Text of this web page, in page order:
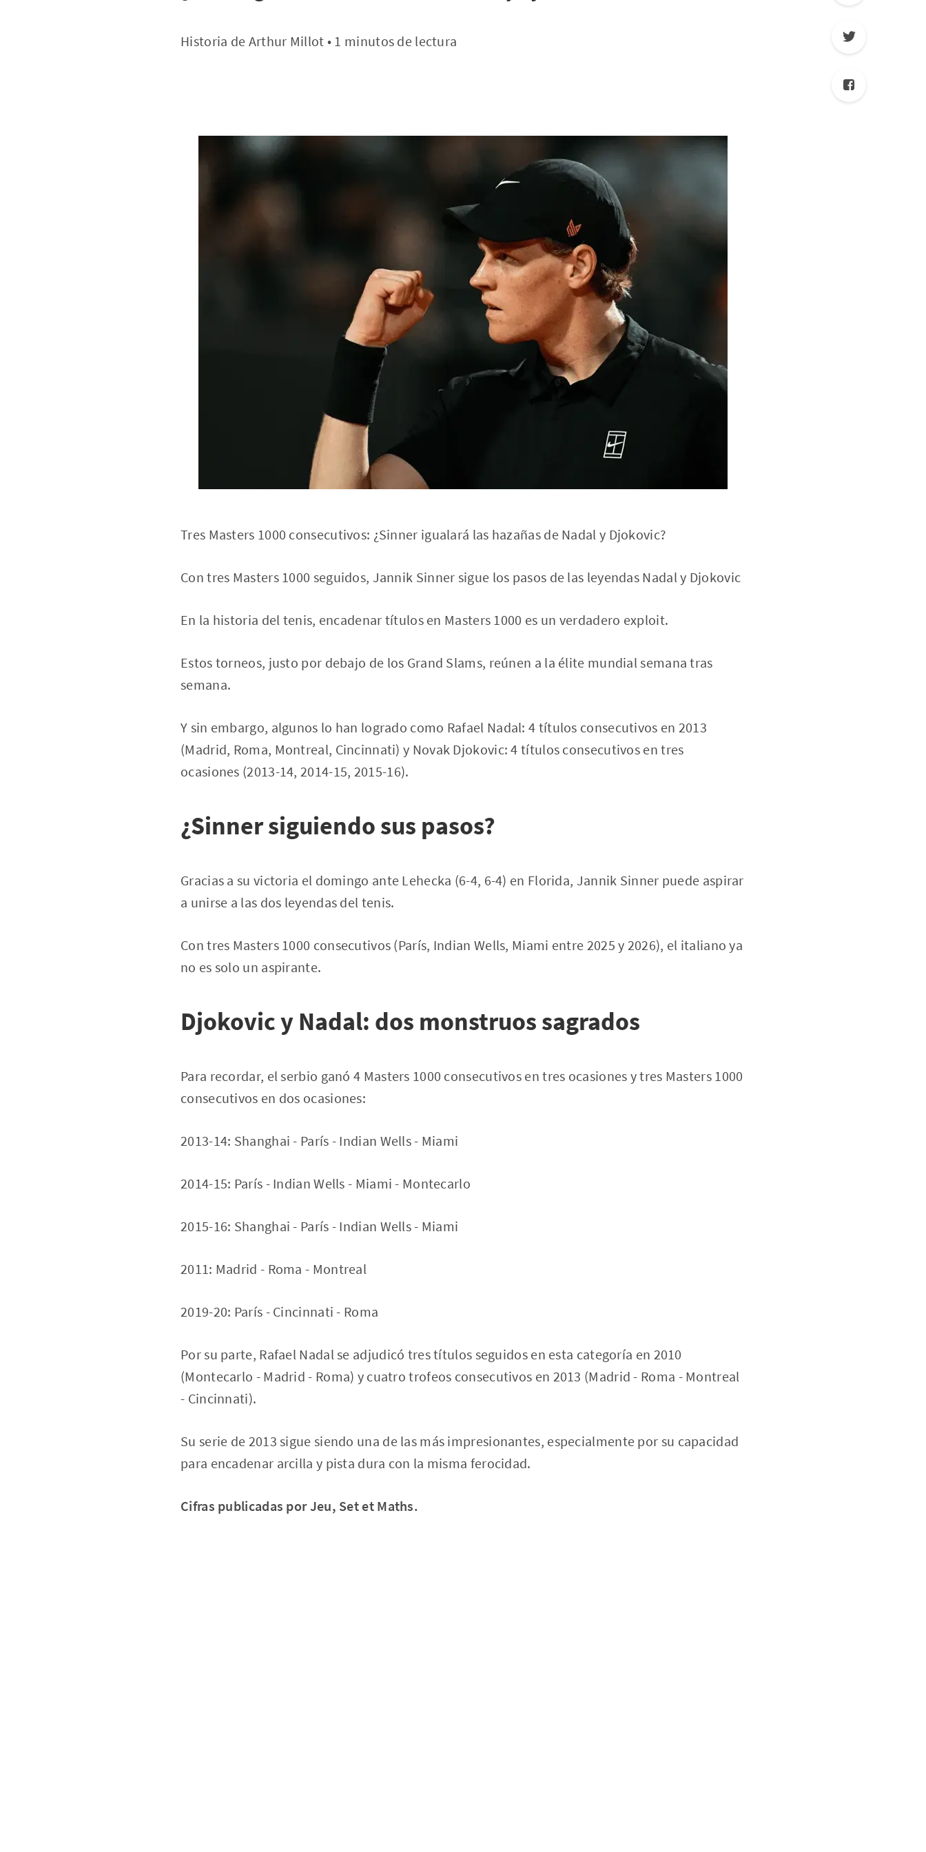
Historia de Arthur Millot • 1 minutos de lectura
Tres Masters 1000 consecutivos: ¿Sinner igualará las hazañas de Nadal y Djokovic?
Con tres Masters 1000 seguidos, Jannik Sinner sigue los pasos de las leyendas Nadal y Djokovic
En la historia del tenis, encadenar títulos en Masters 1000 es un verdadero exploit.
Estos torneos, justo por debajo de los Grand Slams, reúnen a la élite mundial semana tras
semana.
Y sin embargo, algunos lo han logrado como Rafael Nadal: 4 títulos consecutivos en 2013
(Madrid, Roma, Montreal, Cincinnati) y Novak Djokovic: 4 títulos consecutivos en tres
ocasiones (2013-14, 2014-15, 2015-16).
¿Sinner siguiendo sus pasos?
Gracias a su victoria el domingo ante Lehecka (6-4, 6-4) en Florida, Jannik Sinner puede aspirar
a unirse a las dos leyendas del tenis.
Con tres Masters 1000 consecutivos (París, Indian Wells, Miami entre 2025 y 2026), el italiano ya
no es solo un aspirante.
Djokovic y Nadal: dos monstruos sagrados
Para recordar, el serbio ganó 4 Masters 1000 consecutivos en tres ocasiones y tres Masters 1000
consecutivos en dos ocasiones:
2013-14: Shanghai - París - Indian Wells - Miami
2014-15: París - Indian Wells - Miami - Montecarlo
2015-16: Shanghai - París - Indian Wells - Miami
2011: Madrid - Roma - Montreal
2019-20: París - Cincinnati - Roma
Por su parte, Rafael Nadal se adjudicó tres títulos seguidos en esta categoría en 2010
(Montecarlo - Madrid - Roma) y cuatro trofeos consecutivos en 2013 (Madrid - Roma - Montreal
- Cincinnati).
Su serie de 2013 sigue siendo una de las más impresionantes, especialmente por su capacidad
para encadenar arcilla y pista dura con la misma ferocidad.
Cifras publicadas por Jeu, Set et Maths.